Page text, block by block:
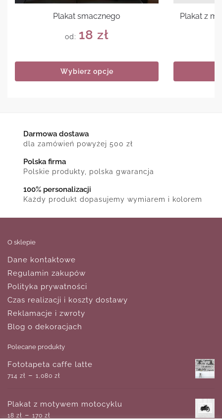
Plakat smacznego
od: 18 zł
Wybierz opcje
Plakat z
Darmowa dostawa
dla zamówień powyżej 500 zł
Polska firma
Polskie produkty, polska gwarancja
100% personalizacji
Każdy produkt dopasujemy wymiarem i kolorem
O sklepie
Dane kontaktowe
Regulamin zakupów
Polityka prywatności
Czas realizacji i koszty dostawy
Reklamacje i zwroty
Blog o dekoracjach
Polecane produkty
Fototapeta caffe latte
714 zł – 1,080 zł
Plakat z motywem motocyklu
18 zł – 170 zł